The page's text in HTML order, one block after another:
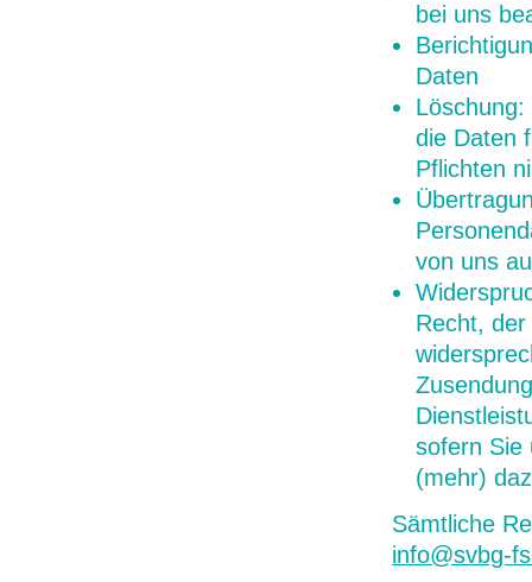
bei uns
Daten
die Daten
Pflichten
von uns
Recht,
sofern Sie
(mehr)
Sämtliche
info@svbg-